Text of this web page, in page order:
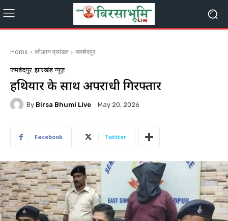
Home कोल्हान प्रमंडल जमशेदपुर
जमशेदपुर झारखंड न्यूज़
हथियार के साथ अपराधी गिरफ्तार
By Birsa Bhumi Live May 20, 2026
Facebook Twitter